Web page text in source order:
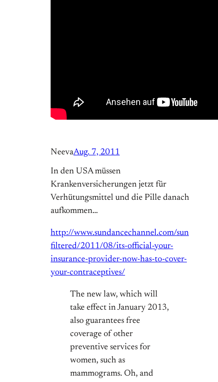
NeevaAug. 7, 2011
In den USA müssen
Krankenversicherungen jetzt für
Verhütungsmittel und die Pille danach
aufkommen…
http://www.sundancechannel.com/sun
filtered/2011/08/its-official-your-
insurance-provider-now-has-to-cover-
your-contraceptives/
The new law, which will
take effect in January 2013,
also guarantees free
coverage of other
preventive services for
women, such as
mammograms. Oh, and